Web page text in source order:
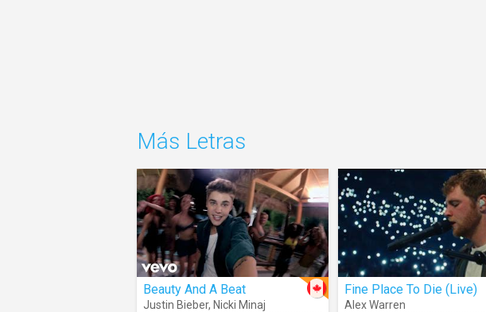
Más Letras
Beauty And A Beat
Justin Bieber, Nicki Minaj
Fine Place To Die (Live)
Alex Warren